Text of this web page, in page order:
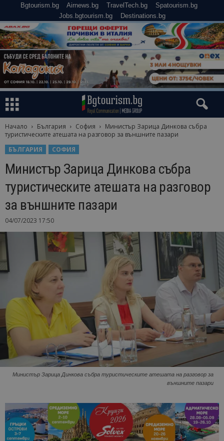
Bgtourism.bg Airnews.bg TravelTech.bg
Spatourism.bg
Jobs.bgtourism.bg
Destinations.bg
Начало България София
Министър Зарица Динкова събра
туристическите атешата на разговор за външните пазари
БЪЛГАРИЯ
СОФИЯ
Министър Зарица Динкова събра
туристическите атешата на разговор
за външните пазари
04/07/2023 17:50
Министър Зарица Динкова събра туристическите атешата на разговор за
външните пазари